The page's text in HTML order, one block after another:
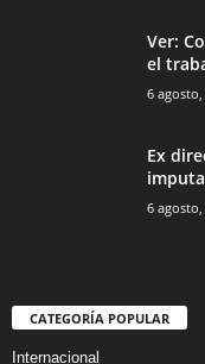
Ver:
el
6 agosto,
Ex
6 agosto,
CATEGORÍA POPULAR
Internacional